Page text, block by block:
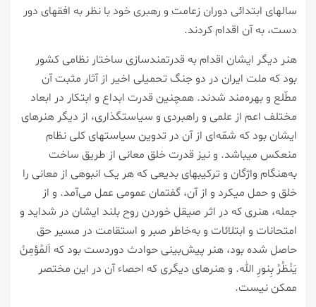
سالهای ابتدائی دوران زعامت و رهبری خود با نظر به افقهای دور
دست، به آن اقدام کردند.
هنر دیگر ایشان اقدام به قدرتمندسازی ساختار نظامی کشور
بود که ملت ایران در دو جنگ تحمیلی اخیر از آثار مثبت آن
مطّلع و بهره‌مند شدند. همچنین قدرت ابداع و ابتکار در ابعاد
مختلف اعم از علمی و راهبردی و سیاستگذاری، از دیگر هنرهای
ایشان بود که شمّه‌ای از آن در تدوین سیاستهای کلی نظام
منعکس میباشد. و نیز قدرت خلق معانی از طریق ساخت
به‌هنگام واژگان و ترکیبهای بدیعی که هر یک انبوهی از معانی را
خلق و حمل میکرد و از آن، گفتمان عمومی عمل می‌آمد. و از
جمله، هنری که در اثر صیقل خوردن روح بلند ایشان در شداید و
امتحانات و ابتلائات و به‌خاطر صبر و استقامت در مسیر حق
حاصل شده بود، هنر پیش‌بینی حوادث دوردست بود که اَلمُؤمِنُ
یَنْظُرُ بِنورِ الله. و هنرهای دیگری که احصاء آن در این مختصر
ممکن نیست.